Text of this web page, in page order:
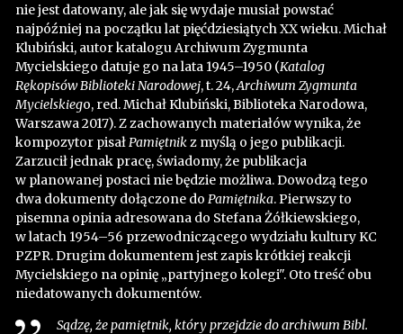
nie jest datowany, ale jak się wydaje musiał powstać
najpóźniej na początku lat pięćdziesiątych XX wieku. Michał
Klubiński, autor katalogu Archiwum Zygmunta
Mycielskiego datuje go na lata 1945–1950 (Katalog
Rękopisów Biblioteki Narodowej, t. 24,Archiwum Zygmunta
Mycielskiego, red. Michał Klubiński, Biblioteka Narodowa,
Warszawa 2017). Z zachowanych materiałów wynika, że
kompozytor pisałPamiętnikz myślą o jego publikacji.
Zarzucił jednak pracę, świadomy, że publikacja
w planowanej postaci nie będzie możliwa. Dowodzą tego
dwa dokumenty dołączone do Pamiętnika. Pierwszy to
pisemna opinia adresowana do Stefana Żółkiewskiego,
w latach 1954–56 przewodniczącego wydziału kultury KC
PZPR. Drugim dokumentem jest zapis krótkiej reakcji
Mycielskiego na opinię „partyjnego kolegi". Oto treść obu
niedatowanych dokumentów.
Sądzę, że pamiętnik, który przejdzie do archiwum Bibl.